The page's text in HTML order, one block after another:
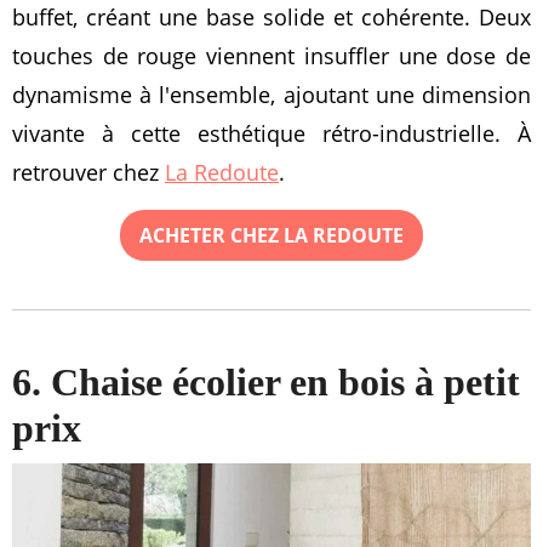
buffet, créant une base solide et cohérente. Deux
touches de rouge viennent insuffler une dose de
dynamisme à l'ensemble, ajoutant une dimension
vivante à cette esthétique rétro-industrielle. À
retrouver chez La Redoute.
ACHETER CHEZ LA REDOUTE
6. Chaise écolier en bois à petit
prix